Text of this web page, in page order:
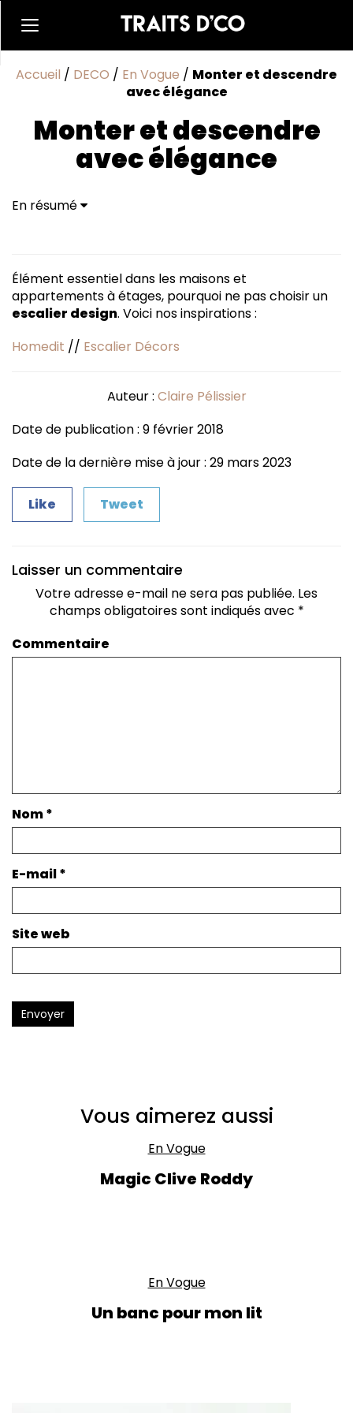
Accueil / DECO / En Vogue / Monter et descendre
avec élégance
Monter et descendre
avec élégance
En résumé
Élément essentiel dans les maisons et
appartements à étages, pourquoi ne pas choisir un
escalier design. Voici nos inspirations :
Homedit // Escalier Décors
Auteur : Claire Pélissier
Date de publication : 9 février 2018
Date de la dernière mise à jour : 29 mars 2023
Like Tweet
Laisser un commentaire
Votre adresse e-mail ne sera pas publiée. Les
champs obligatoires sont indiqués avec *
Commentaire
Nom*
E-mail*
Site web
Envoyer
Vous aimerez aussi
En Vogue
Magic Clive Roddy
En Vogue
Un banc pour mon lit